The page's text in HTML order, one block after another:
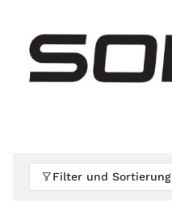
Filter und Sortierung